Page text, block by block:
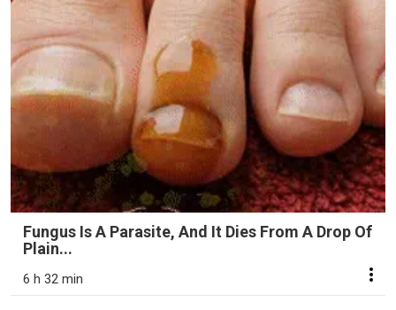
Fungus Is A Parasite, And It Dies From A Drop Of
Plain...
6 h 32 min